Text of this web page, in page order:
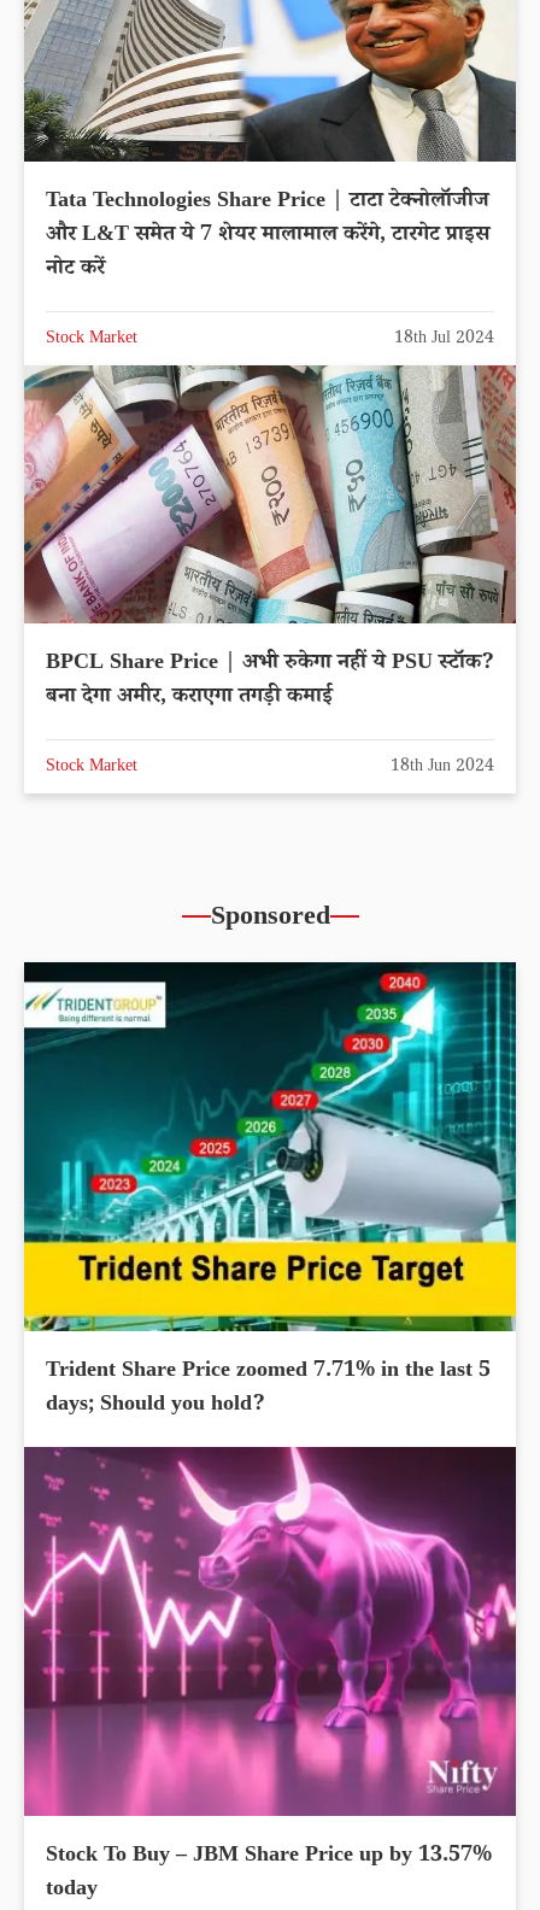
Tata Technologies Share Price | टाटा टेक्नोलॉजीज
और L&T समेत ये 7 शेयर मालामाल करेंगे, टारगेट प्राइस
नोट करें
Stock Market 18th Jul 2024
BPCL Share Price | अभी रुकेगा नहीं ये PSU स्टॉक?
बना देगा अमीर, कराएगा तगड़ी कमाई
Stock Market 18th Jun 2024
Sponsored
Trident Share Price zoomed 7.71% in the last 5
days; Should you hold?
Stock To Buy – JBM Share Price up by 13.57%
today